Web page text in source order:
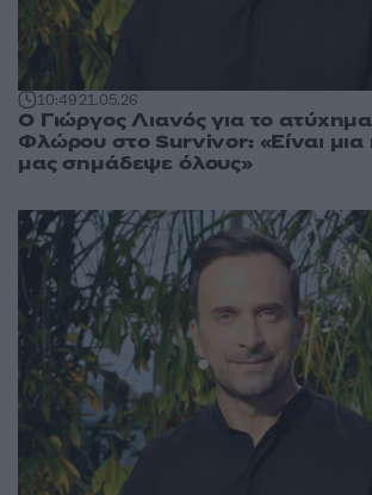
10:4921.05.26
Ο Γιώργος Λιανός για το
Φλώρου στο Survivor: «Είναι μια
μας σημάδεψε όλους»